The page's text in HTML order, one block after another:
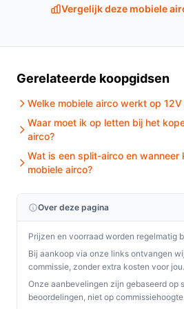
Merk:NordHaus —
zowel 700 W als in de titel
geldt voor jouw situatie.
Stroom / voeding: titel
Kleur en behuizing:
wit met
Andere handige punten:
verstelbare thermostaat,
beweegbaar: nee (vast
verpakkingsgewicht 25 kg.
Veelgestelde vragen
Vergelijk deze mobiele
Gerelateerde koopgidsen
Welke mobiele airco werkt op
Waar moet ik op letten bij het
airco?
Wat is een split-airco en wanneer
mobiele airco?
Over deze pagina
Prijzen en voorraad worden regelmatig
Bij aankoop via onze links ontvangen
commissie, zonder extra kosten voor jou.
Onze aanbevelingen zijn gebaseerd op
beoordelingen, niet op